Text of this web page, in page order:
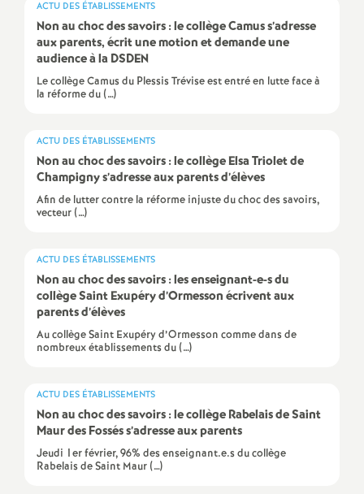
m
e
n
s
S
e
o
n
ACTU DES ÉTABLISSEMENTS
Non au choc des savoirs : le collège Camus s’adresse
aux parents, écrit une motion et demande une
audience à laDSDEN
Le collège Camus du Plessis Trévise est entré en lutte face à
la réforme du (…)
ACTU DES ÉTABLISSEMENTS
Non au choc des savoirs : le collège Elsa Triolet de
Champigny s’adresse aux parents d’élèves
Afin de lutter contre la réforme injuste du choc des savoirs,
vecteur (…)
ACTU DES ÉTABLISSEMENTS
Non au choc des savoirs : les enseignant-e-s du
collège Saint Exupéry d’Ormesson écrivent aux
parents d’élèves
Au collège Saint Exupéry d’Ormesson comme dans de
nombreux établissements du (…)
ACTU DES ÉTABLISSEMENTS
Non au choc des savoirs : le collège Rabelais de Saint
Maur des Fossés s’adresse aux parents
Jeudi 1er février, 96% des enseignant.e.s du collège
Rabelais de Saint Maur (…)